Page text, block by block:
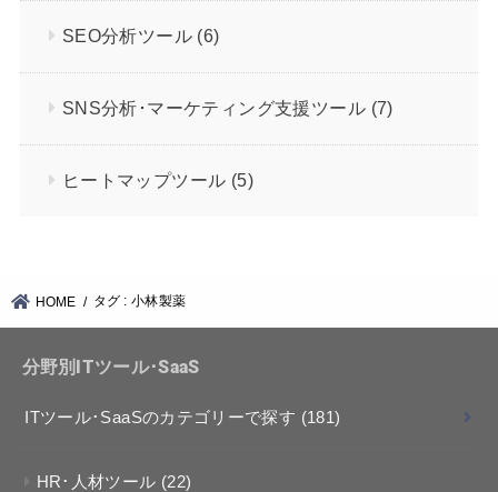
SEO分析ツール (6)
SNS分析･マーケティング支援ツール (7)
ヒートマップツール (5)
HOME タグ : 小林製薬
分野別ITツール･SaaS
ITツール･SaaSのカテゴリーで探す (181)
HR･人材ツール (22)